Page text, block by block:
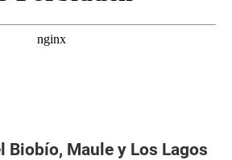
Biobío, Maule y Los Lagos